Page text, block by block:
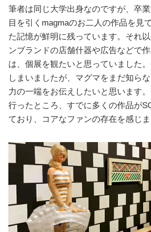
筆者は同じ大学出身なのですが、卒
目を引くmagmaのお二人の作品を見
た記憶が鮮明に残っています。それ
ンブランドの店舗什器や広告などで
は、個展を観たいと思っていました
しまいましたが、マグマをまだ知ら
力の一端をお伝えしたいと思います
行ったところ、すでに多くの作品が
ており、コアなファンの存在を感じま